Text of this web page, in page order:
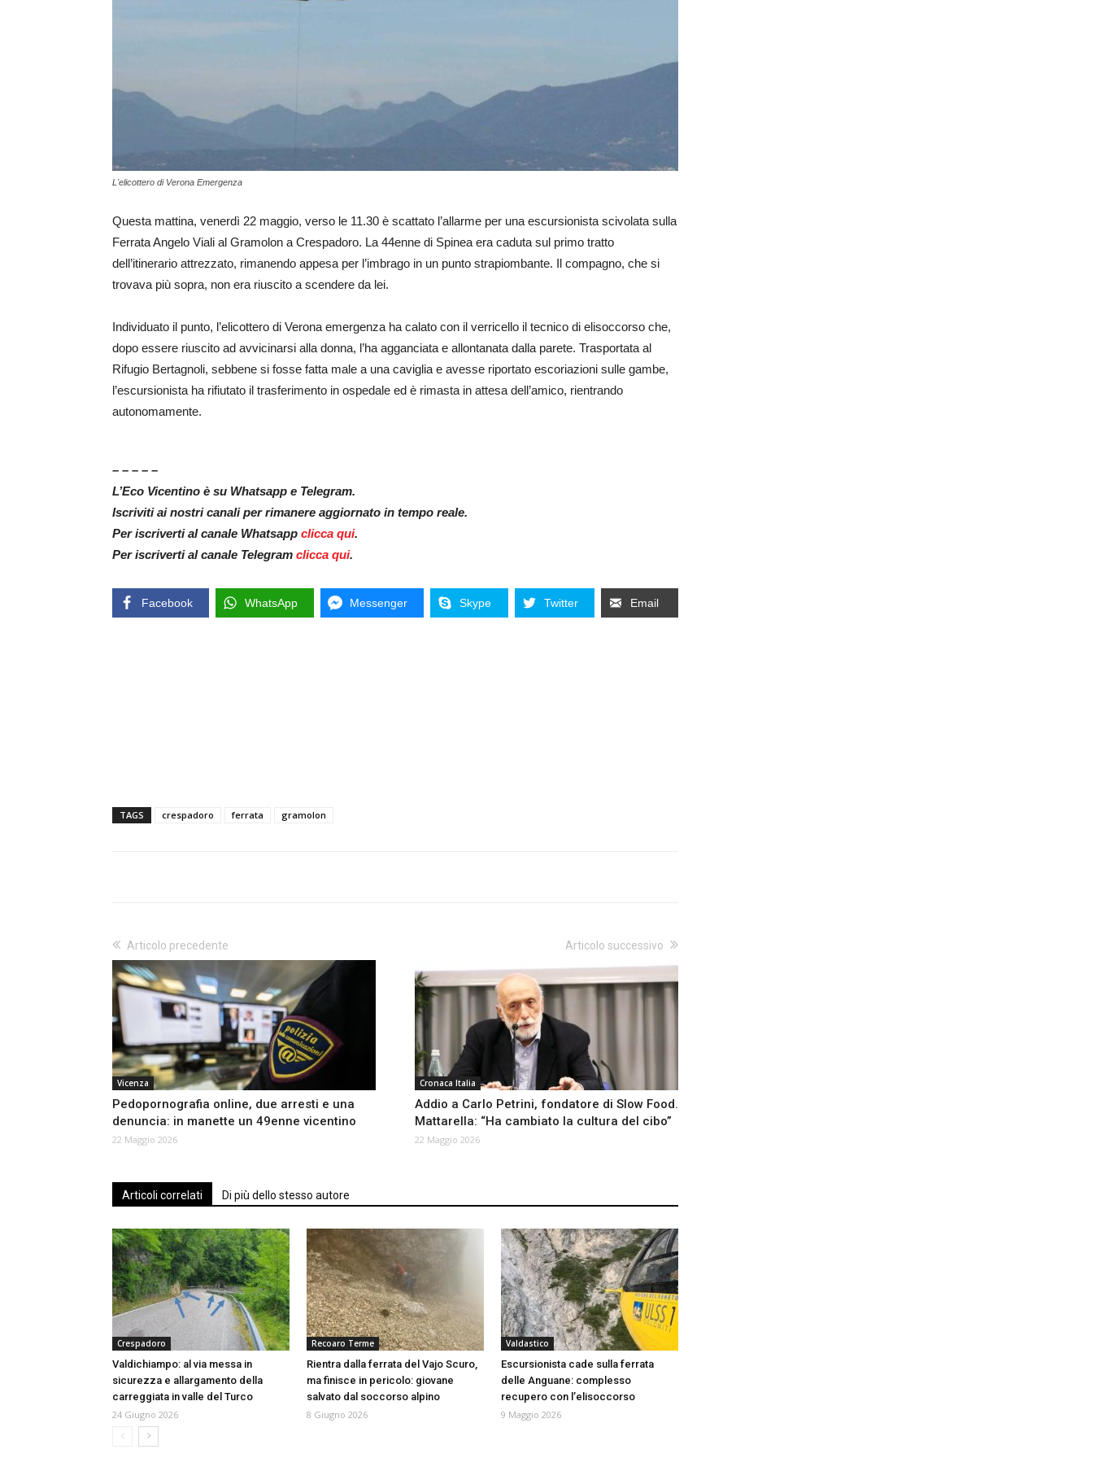
L'elicottero di Verona Emergenza
Questa mattina, venerdì 22 maggio, verso le 11.30 è scattato l’allarme per una escursionista scivolata sulla
Ferrata Angelo Viali al Gramolon a Crespadoro. La 44enne di Spinea era caduta sul primo tratto
dell’itinerario attrezzato, rimanendo appesa per l’imbrago in un punto strapiombante. Il compagno, che si
trovava più sopra, non era riuscito a scendere da lei.
Individuato il punto, l’elicottero di Verona emergenza ha calato con il verricello il tecnico di elisoccorso che,
dopo essere riuscito ad avvicinarsi alla donna, l’ha agganciata e allontanata dalla parete. Trasportata al
Rifugio Bertagnoli, sebbene si fosse fatta male a una caviglia e avesse riportato escoriazioni sulle gambe,
l’escursionista ha rifiutato il trasferimento in ospedale ed è rimasta in attesa dell’amico, rientrando
autonomamente.
– – – – –
L’Eco Vicentino è su Whatsapp e Telegram.
Iscriviti ai nostri canali per rimanere aggiornato in tempo reale.
Per iscriverti al canale Whatsapp clicca qui.
Per iscriverti al canale Telegram clicca qui.
Facebook WhatsApp Messenger Skype Twitter Email
TAGS crespadoro ferrata gramolon
Articolo precedente
Vicenza
Pedopornografia online, due arresti e una
denuncia: in manette un 49enne vicentino
22 Maggio 2026
Articolo successivo
Cronaca Italia
Addio a Carlo Petrini, fondatore di Slow Food.
Mattarella: “Ha cambiato la cultura del cibo”
22 Maggio 2026
Articoli correlati Di più dello stesso autore
Crespadoro
Valdichiampo: al via messa in
sicurezza e allargamento della
carreggiata in valle del Turco
24 Giugno 2026
Recoaro Terme
Rientra dalla ferrata del Vajo Scuro,
ma finisce in pericolo: giovane
salvato dal soccorso alpino
8 Giugno 2026
Valdastico
Escursionista cade sulla ferrata
delle Anguane: complesso
recupero con l’elisoccorso
9 Maggio 2026